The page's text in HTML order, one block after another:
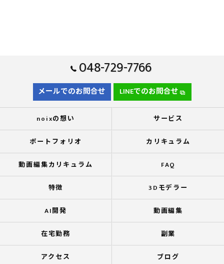
048-729-7766
メールでのお問合せ LINEでのお問合せ
noixの想い サービス
ポートフォリオ カリキュラム
動画編集カリキュラム FAQ
特徴 3Dモデラー
AI開発 動画編集
在宅勤務 副業
アクセス ブログ